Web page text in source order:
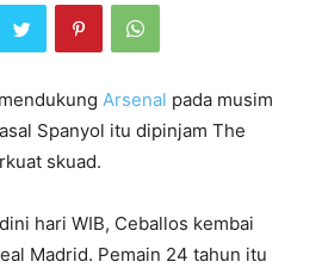
Arsenal pada musim
Spanyol itu dipinjam The
skuad.
hari WIB, Ceballos kembai
Madrid. Pemain 24 tahun itu